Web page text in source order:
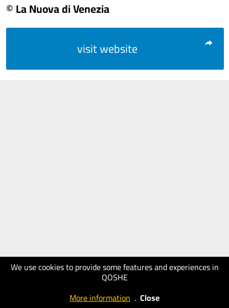
We use cookies to provide some features and experiences in
QOSHE
More information . Close
© La Nuova di Venezia
visit website